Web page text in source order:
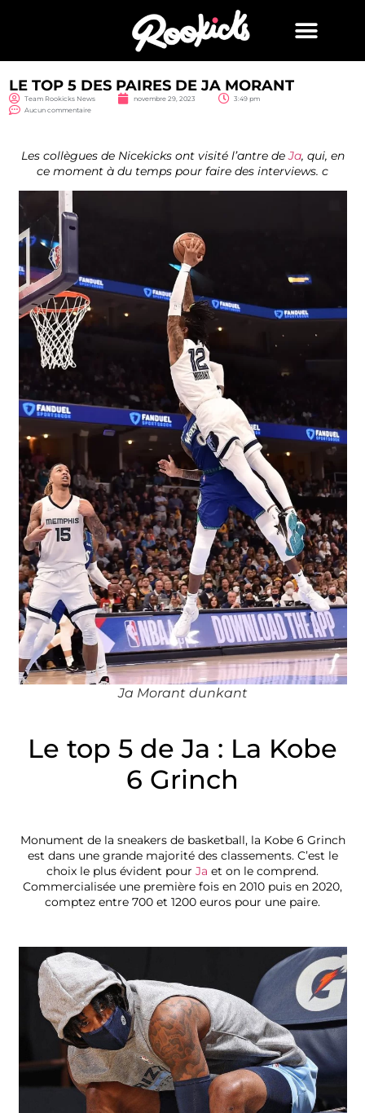
LE TOP 5 DES PAIRES DE JA MORANT
Team Rookicks News novembre 29, 2023
3:49 pm
Aucun commentaire
Les collègues de Nicekicks ont visité l’antre deJa, qui, en
ce moment à du temps pour faire des interviews. c
Ja Morant dunkant
Le top 5 de Ja : La Kobe
6 Grinch
Monument de la sneakers de basketball, la Kobe 6 Grinch
est dans une grande majorité des classements. C’est le
choix le plus évident pour Ja et on le comprend.
Commercialisée une première fois en 2010 puis en 2020,
comptez entre 700 et 1200 euros pour une paire.